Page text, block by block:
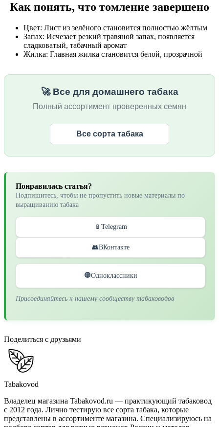
Как понять, что томление завершено
Цвет: Лист из зелёного становится полностью жёлтым
Запах: Исчезает резкий травяной запах, появляется
сладковатый, табачный аромат
Жилка: Главная жилка становится белой, прозрачной
🚀 Все для домашнего табака
Полный ассортимент проверенных семян
Все сорта табака
Понравилась статья?
Подпишитесь, чтобы не пропустить новые материалы по
выращиванию табака
📱 Telegram
👥ВКонтакте
🟠Одноклассники
Присоединяйтесь к нашему сообществу табаководов
Поделиться с друзьями
Tabakovod
Владелец магазина Tabakovod.ru — практикующий табаковод
с 2012 года. Лично тестирую все сорта табака, которые
представлены в ассортименте магазина. Специализируюсь на